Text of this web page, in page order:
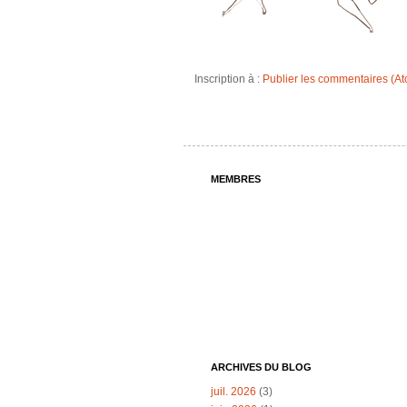
Inscription à : Publier les commentaires
MEMBRES
ARCHIVES DU BLOG
juil. 2026 (3)